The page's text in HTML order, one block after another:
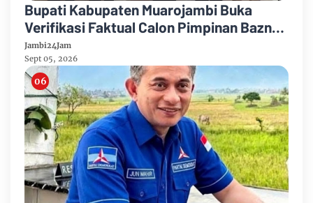
Bupati Kabupaten Muarojambi Buka
Verifikasi Faktual Calon Pimpinan Baznas
Tahun 2026-2031
Jambi24Jam
Sept 05, 2026